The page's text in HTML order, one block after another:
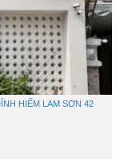
HIẾM LAM SƠN 42